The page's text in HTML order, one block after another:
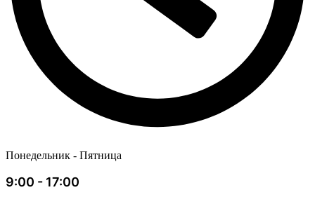
Понедельник - Пятница
9:00 - 17:00